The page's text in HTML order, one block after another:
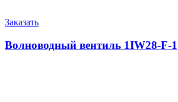
Заказать
Волноводный вентиль 1IW28-F-1